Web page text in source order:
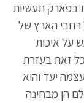
2006, ממוקמת בפארק תעשיות
רחבי הארץ של
על איכות
זאת בעזרת
יעד והוא
הן מבחינה